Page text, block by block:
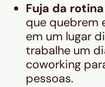
Fuja da
que quebrem
em um lugar
trabalhe um
coworking
pessoas.